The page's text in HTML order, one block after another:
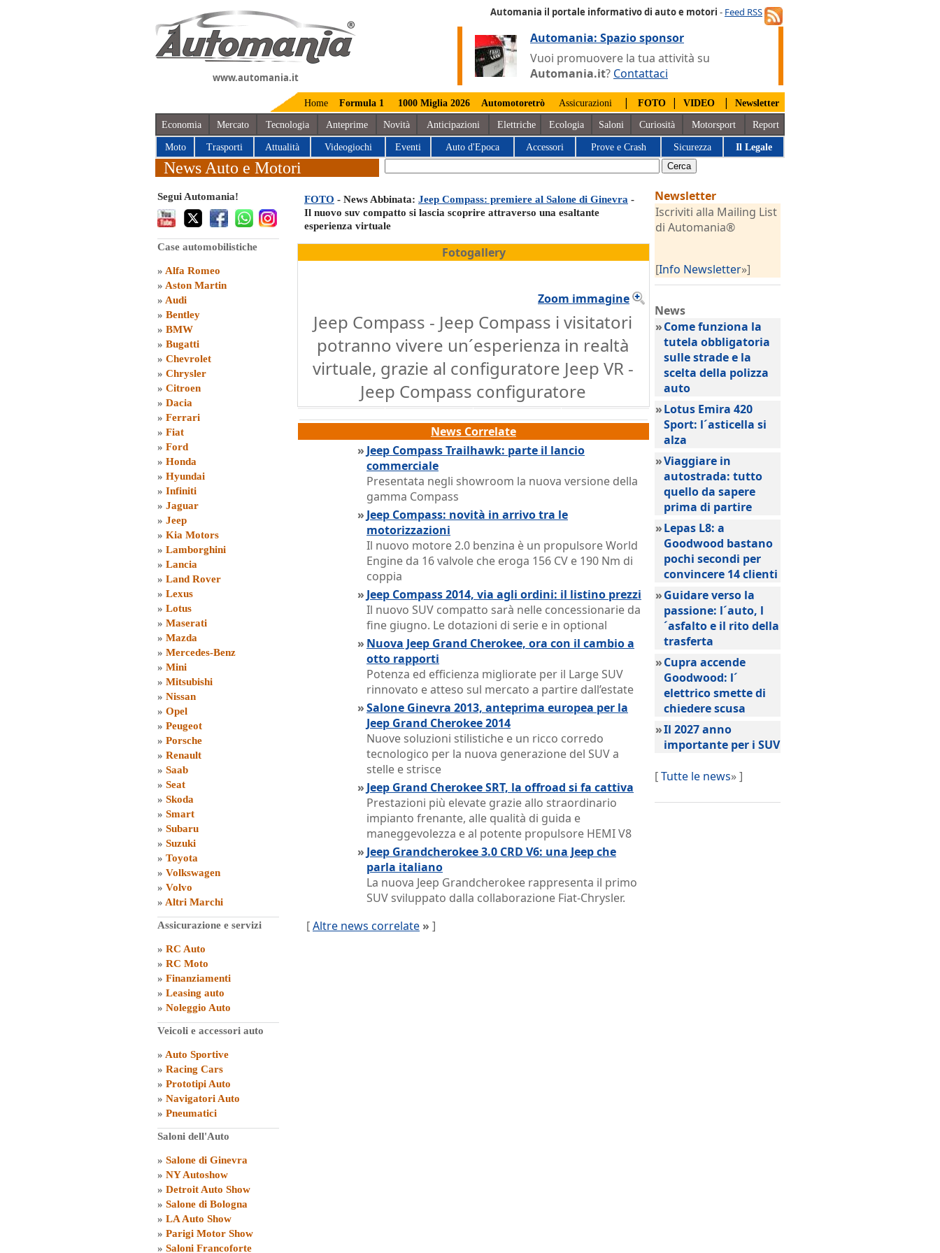
www.automania.it
Automania il portale informativo di auto e motori - Feed RSS
Automania: Spazio sponsor
Vuoi promuovere la tua attività su
Automania.it? Contattaci
Home Formula 1 1000 Miglia 2026 Automotoretrò Assicurazioni | FOTO | VIDEO | Newsletter
Economia Mercato Tecnologia Anteprime Novità Anticipazioni Elettriche Ecologia Saloni Curiosità Motorsport Report
Moto Trasporti Attualità Videogiochi Eventi Auto d'Epoca Accessori Prove e Crash Sicurezza Il Legale
News Auto e Motori
Segui Automania!
Case automobilistiche
» Alfa Romeo
» Aston Martin
» Audi
» Bentley
» BMW
» Bugatti
» Chevrolet
» Chrysler
» Citroen
» Dacia
» Ferrari
» Fiat
» Ford
» Honda
» Hyundai
» Infiniti
» Jaguar
» Jeep
» Kia Motors
» Lamborghini
» Lancia
» Land Rover
» Lexus
» Lotus
» Maserati
» Mazda
» Mercedes-Benz
» Mini
» Mitsubishi
» Nissan
» Opel
» Peugeot
» Porsche
» Renault
» Saab
» Seat
» Skoda
» Smart
» Subaru
» Suzuki
» Toyota
» Volkswagen
» Volvo
» Altri Marchi
Assicurazione e servizi
» RC Auto
» RC Moto
» Finanziamenti
» Leasing auto
» Noleggio Auto
Veicoli e accessori auto
» Auto Sportive
» Racing Cars
» Prototipi Auto
» Navigatori Auto
» Pneumatici
Saloni dell'Auto
» Salone di Ginevra
» NY Autoshow
» Detroit Auto Show
» Salone di Bologna
» LA Auto Show
» Parigi Motor Show
» Saloni Francoforte
FOTO - News Abbinata: Jeep Compass: premiere al Salone di Ginevra -
Il nuovo suv compatto si lascia scoprire attraverso una esaltante
esperienza virtuale
Fotogallery
Zoom immagine
Jeep Compass - Jeep Compass i visitatori
potranno vivere un´esperienza in realtà
virtuale, grazie al configuratore Jeep VR -
Jeep Compass configuratore
News Correlate
» Jeep Compass Trailhawk: parte il lancio
commerciale
Presentata negli showroom la nuova versione della
gamma Compass
» Jeep Compass: novità in arrivo tra le
motorizzazioni
Il nuovo motore 2.0 benzina è un propulsore World
Engine da 16 valvole che eroga 156 CV e 190 Nm di
coppia
» Jeep Compass 2014, via agli ordini: il listino prezzi
Il nuovo SUV compatto sarà nelle concessionarie da
fine giugno. Le dotazioni di serie e in optional
» Nuova Jeep Grand Cherokee, ora con il cambio a
otto rapporti
Potenza ed efficienza migliorate per il Large SUV
rinnovato e atteso sul mercato a partire dall’estate
»Salone Ginevra 2013, anteprima europea per la
Jeep Grand Cherokee 2014
Nuove soluzioni stilistiche e un ricco corredo
tecnologico per la nuova generazione del SUV a
stelle e strisce
» Jeep Grand Cherokee SRT, la offroad si fa cattiva
Prestazioni più elevate grazie allo straordinario
impianto frenante, alle qualità di guida e
maneggevolezza e al potente propulsore HEMI V8
» Jeep Grandcherokee 3.0 CRD V6: una Jeep che
parla italiano
La nuova Jeep Grandcherokee rappresenta il primo
SUV sviluppato dalla collaborazione Fiat-Chrysler.
[Altre news correlate » ]
Newsletter
Iscriviti alla Mailing List
di Automania®
[Info Newsletter»]
News
»Come funziona la
tutela obbligatoria
sulle strade e la
scelta della polizza
auto
»Lotus Emira 420
Sport: l´asticella si
alza
»Viaggiare in
autostrada: tutto
quello da sapere
prima di partire
»Lepas L8: a
Goodwood bastano
pochi secondi per
convincere 14 clienti
»Guidare verso la
passione: l´auto, l
´asfalto e il rito della
trasferta
»Cupra accende
Goodwood: l´
elettrico smette di
chiedere scusa
»Il 2027 anno
importante per i SUV
[Tutte le news» ]